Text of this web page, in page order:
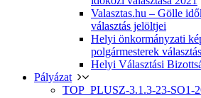
Valasztas.hu – Gölle
választás jelöltjei
Helyi önkormányzati
polgármesterek
Helyi Választási
Pályázat
TOP_PLUSZ-3.1.3-23-SO1-